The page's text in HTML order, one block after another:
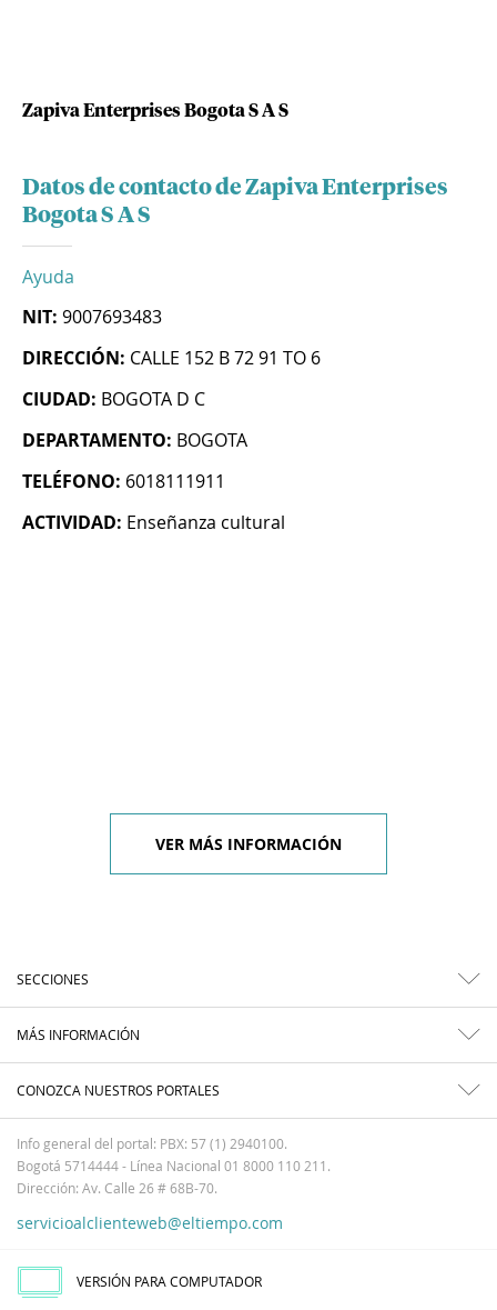
Zapiva Enterprises Bogota S A S
Datos de contacto de Zapiva Enterprises
Bogota S A S
Ayuda
NIT: 9007693483
DIRECCIÓN: CALLE 152 B 72 91 TO 6
CIUDAD: BOGOTA D C
DEPARTAMENTO: BOGOTA
TELÉFONO: 6018111911
ACTIVIDAD: Enseñanza cultural
VER MÁS INFORMACIÓN
SECCIONES
MÁS INFORMACIÓN
CONOZCA NUESTROS PORTALES
Info general del portal: PBX: 57 (1) 2940100.
Bogotá 5714444 - Línea Nacional 01 8000 110 211.
Dirección: Av. Calle 26 # 68B-70.
servicioalclienteweb@eltiempo.com
VERSIÓN PARA COMPUTADOR